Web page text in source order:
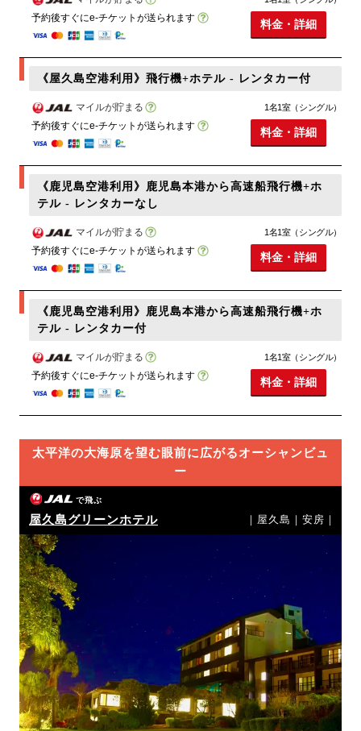
予約後すぐにe-チケットが送られます
料金・詳細
《屋久島空港利用》飛行機+ホテル - レンタカー付
マイルが貯まる
予約後すぐにe-チケットが送られます
1名1室（シングル）
料金・詳細
《鹿児島空港利用》鹿児島本港から高速船飛行機+ホ
テル - レンタカーなし
マイルが貯まる
予約後すぐにe-チケットが送られます
1名1室（シングル）
料金・詳細
《鹿児島空港利用》鹿児島本港から高速船飛行機+ホ
テル - レンタカー付
マイルが貯まる
予約後すぐにe-チケットが送られます
1名1室（シングル）
料金・詳細
太平洋の大海原を望む眼前に広がるオーシャンビュ
ー
で飛ぶ
屋久島グリーンホテル ｜屋久島｜安房｜